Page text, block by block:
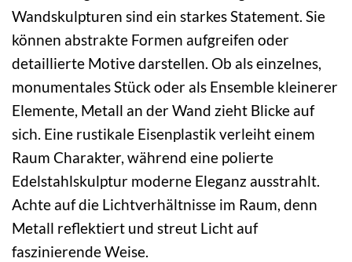
Wandskulpturen sind ein starkes Statement. Sie
können abstrakte Formen aufgreifen oder
detaillierte Motive darstellen. Ob als einzelnes,
monumentales Stück oder als Ensemble kleinerer
Elemente, Metall an der Wand zieht Blicke auf
sich. Eine rustikale Eisenplastik verleiht einem
Raum Charakter, während eine polierte
Edelstahlskulptur moderne Eleganz ausstrahlt.
Achte auf die Lichtverhältnisse im Raum, denn
Metall reflektiert und streut Licht auf
faszinierende Weise.